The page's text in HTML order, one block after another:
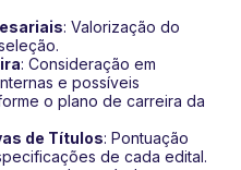
: Valorização do
: Consideração em
e possíveis
o plano de carreira da
de Títulos: Pontuação
de cada edital.